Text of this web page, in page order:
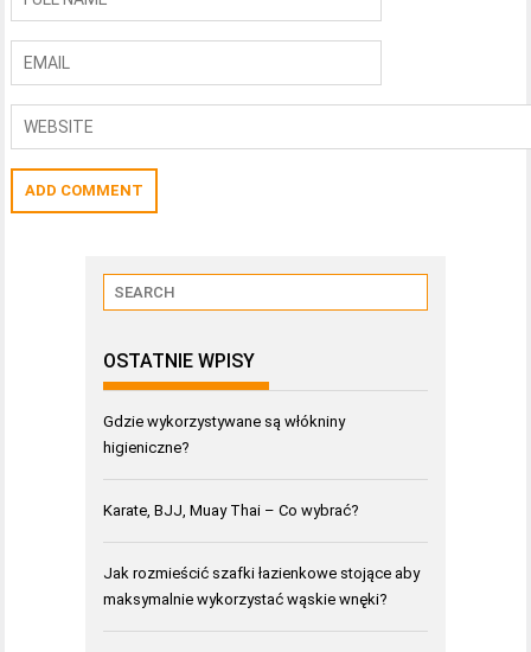
OSTATNIE WPISY
Gdzie wykorzystywane są włókniny
higieniczne?
Karate, BJJ, Muay Thai – Co wybrać?
Jak rozmieścić szafki łazienkowe stojące aby
maksymalnie wykorzystać wąskie wnęki?